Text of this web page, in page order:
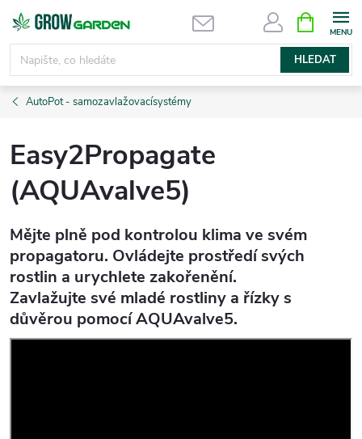
Přejít
obsah
HLEDAT
NÁKUPNÍ
KOŠÍK
AutoPot - samozavlažovacísystémy
Easy2Propagate
(AQUAvalve5)
Mějte plně pod kontrolou klima ve svém
propagatoru. Ovládejte prostředí svých
rostlin a urychlete zakořenění.
Zavlažujte své mladé rostliny a řízky s
důvěrou pomocí AQUAvalve5.